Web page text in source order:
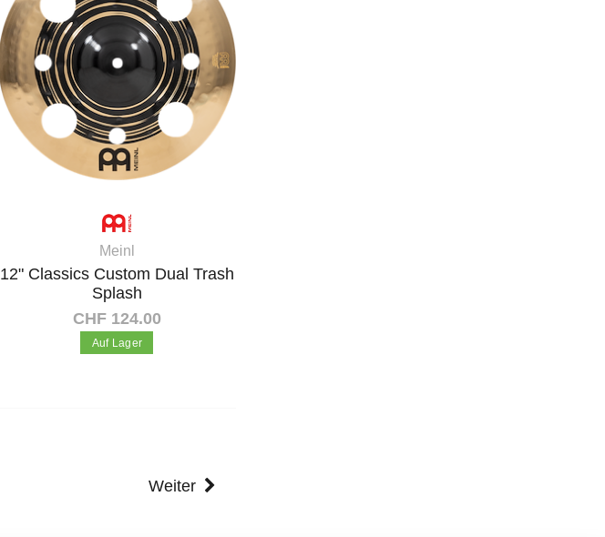
Meinl
12" Classics Custom Dual Trash
Splash
CHF 124.00
Auf Lager
Weiter